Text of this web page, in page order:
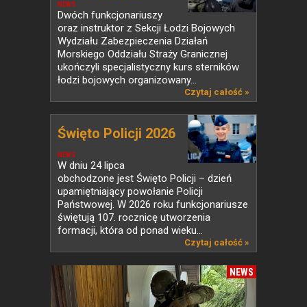
NEWS
Dwóch funkcjonariuszy
oraz instruktor z Sekcji Łodzi Bojowych
Wydziału Zabezpieczenia Działań
Morskiego Oddziału Straży Granicznej
ukończyli specjalistyczny kurs sterników
łodzi bojowych organizowany...
Czytaj całość »
NEWS
Święto Policji 2026
W dniu 24 lipca
obchodzone jest Święto Policji – dzień
upamiętniający powołanie Policji
Państwowej. W 2026 roku funkcjonariusze
świętują 107. rocznicę utworzenia
formacji, która od ponad wieku...
Czytaj całość »
NEWS